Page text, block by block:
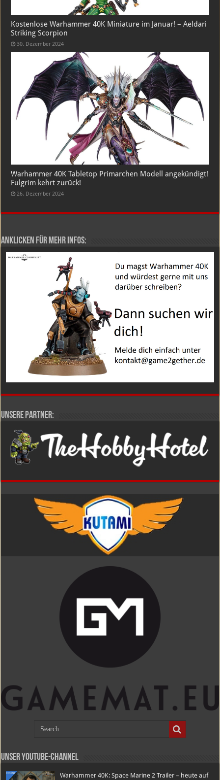
Kostenlose Warhammer 40K Miniature im Januar! – Aeldari
Striking Scorpion
30. Dezember 2024
Warhammer 40K Tabletop Primarchen Modell angekündigt!
Fulgrim kehrt zurück!
26. Dezember 2024
Anklicken für mehr Infos:
Unsere Partner:
Unser Youtube-Channel
Warhammer 40K: Space Marine 2 Trailer – heute auf